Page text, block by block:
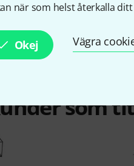
när som helst återkalla
Okej Vägra
som